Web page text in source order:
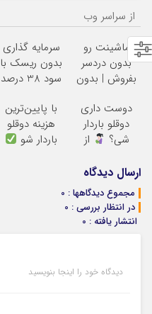
از سراسر وب
ماشینت رو
بدون دردسر
بفروش | بدون
سرمایه گذاری
بدون ریسک با
سود 38 درصد
دوست داری
دوقلو باردار
شی؟
از
بگیر
با پایین‌ترین
هزینه دوقلو
باردار شو
ارسال دیدگاه
مجموع دیدگاهها : 0
در انتظار بررسی : 0
انتشار یافته : 0
دیدگاه خود را اینجا بنویسید